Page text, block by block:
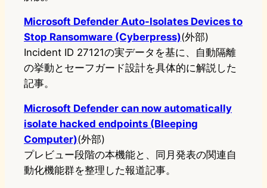
Microsoft Defender Auto-Isolates Devices to
Stop Ransomware (Cyberpress)(外部)
Incident ID 27121の実データを基に、自動隔離
の挙動とセーフガード設計を具体的に解説した
記事。
Microsoft Defender can now automatically
isolate hacked endpoints (Bleeping
Computer)(外部)
プレビュー段階の本機能と、同月発表の関連自
動化機能群を整理した報道記事。